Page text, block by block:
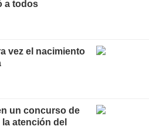
a todos
vez el nacimiento
un concurso de
atención del